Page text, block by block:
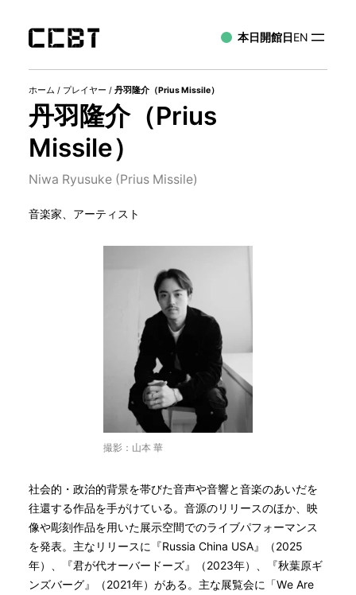
本日開館日EN
ホーム / プレイヤー / 丹羽隆介（Prius Missile）
丹羽隆介（Prius
Missile）
Niwa Ryusuke (Prius Missile)
音楽家、アーティスト
撮影：山本 華
社会的・政治的背景を帯びた音声や音響と音楽のあいだを
往還する作品を手がけている。音源のリリースのほか、映
像や彫刻作品を用いた展示空間でのライブパフォーマンス
を発表。主なリリースに『Russia China USA』（2025
年）、『君が代オーバードーズ』（2023年）、『秋葉原ギ
ンズバーグ』（2021年）がある。主な展覧会に「We Are